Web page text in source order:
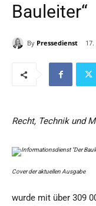
Bauleiter“
By Pressedienst
Recht, Technik und
Cover der aktuellen Ausgabe
wurde mit über 309